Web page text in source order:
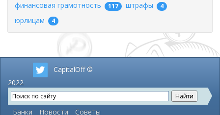
финансовая грамотность 117 штрафы 4
юрлицам 4
CapitalOff ©
2022
Банки Новости Советы